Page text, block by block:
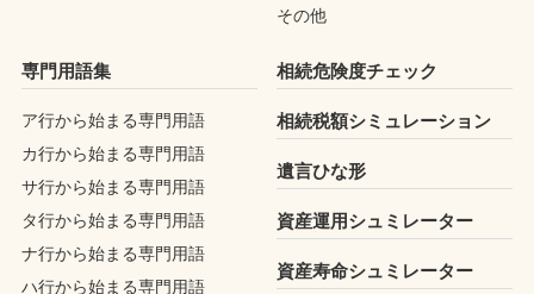
その他
専門用語集
ア行から始まる専門用語
カ行から始まる専門用語
サ行から始まる専門用語
タ行から始まる専門用語
ナ行から始まる専門用語
ハ行から始まる専門用語
相続危険度チェック
相続税額シミュレーション
遺言ひな形
資産運用シュミレーター
資産寿命シュミレーター